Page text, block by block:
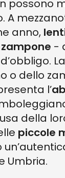
possono
A
anno,
zampone -
o dello
l’
della
piccole
Umbria.